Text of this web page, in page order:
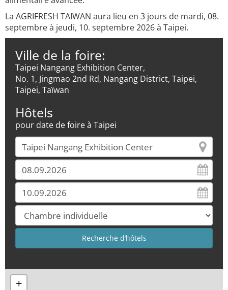
La AGRIFRESH TAIWAN aura lieu en 3 jours de mardi, 08.
septembre à jeudi, 10. septembre 2026 à Taipei.
Ville de la foire:
Taipei Nangang Exhibition Center,
No. 1, Jingmao 2nd Rd, Nangang District, Taipei,
Taipei, Taïwan
Hôtels
pour date de foire à Taipei
+